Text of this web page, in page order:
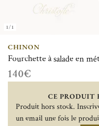
1/1
CHINON
Fourchette à salade en
140€
CE PRODUIT
Produit hors stock.
un email une fois le